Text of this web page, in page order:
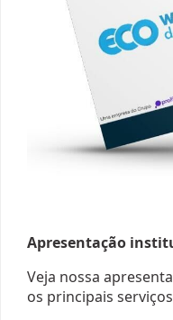
Apresentação
Veja nossa
os principais serviços